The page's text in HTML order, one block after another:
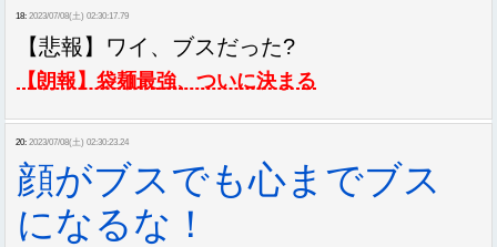
18: 2023/07/08(土) 02:30:17.79
【悲報】ワイ、ブスだった?
【朗報】袋麺最強、ついに決まる
20: 2023/07/08(土) 02:30:23.24
顔がブスでも心までブス
になるな！